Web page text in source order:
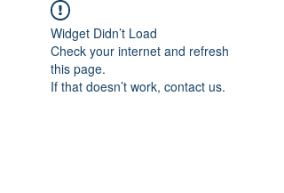
Widget Didn’t Load
Check your internet and refresh
this page.
If that doesn’t work, contact us.